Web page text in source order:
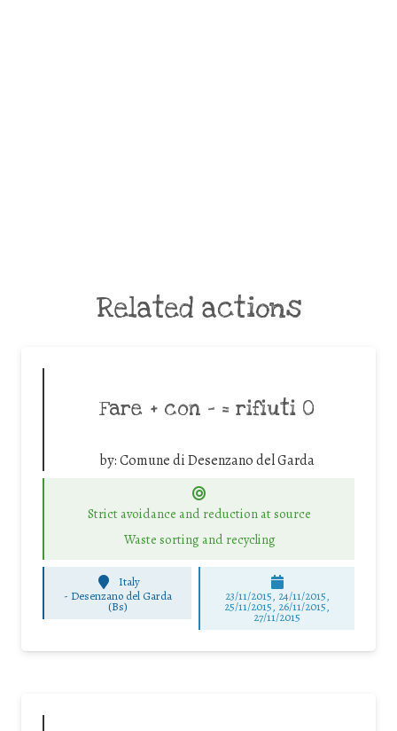
Related actions
Fare + con – = rifiuti 0
by:Comune di Desenzano del Garda
Strict avoidance and reduction at source
Waste sorting and recycling
Italy
- Desenzano del Garda
(Bs)
23/11/2015, 24/11/2015,
25/11/2015, 26/11/2015,
27/11/2015